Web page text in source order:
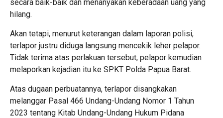
secara baik-baik dan menanyakan keberadaan uang yang
hilang.
Akan tetapi, menurut keterangan dalam laporan polisi,
terlapor justru diduga langsung mencekik leher pelapor.
Tidak terima atas perlakuan tersebut, pelapor kemudian
melaporkan kejadian itu ke SPKT Polda Papua Barat.
Atas dugaan perbuatannya, terlapor disangkakan
melanggar Pasal 466 Undang-Undang Nomor 1 Tahun
2023 tentang Kitab Undang-Undang Hukum Pidana